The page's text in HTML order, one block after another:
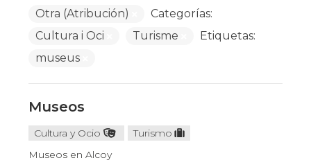
Otra (Atribución)
Categorías:
Cultura i Oci
Turisme
Etiquetas:
museus
Museos
Cultura y Ocio
Turismo
Museos en Alcoy